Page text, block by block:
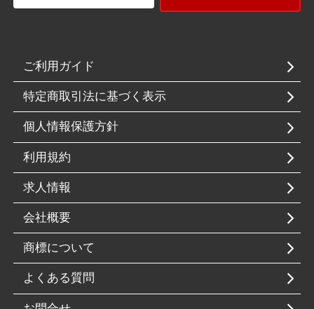
ご利用ガイド
特定商取引法に基づく表示
個人情報保護方針
利用規約
求人情報
会社概要
商標について
よくある質問